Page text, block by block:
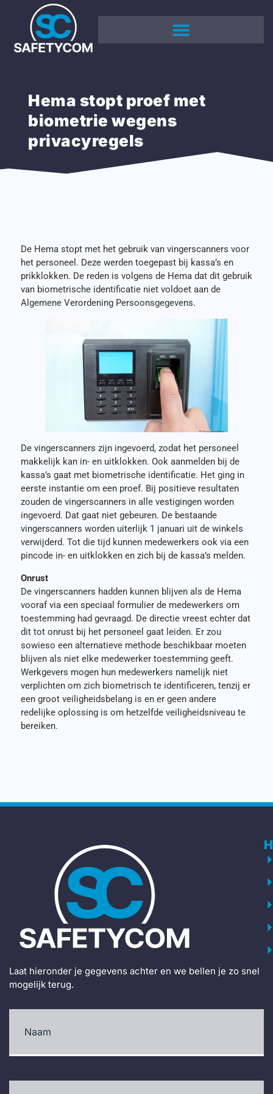
Hema stopt proef met
biometrie wegens
privacyregels
De Hema stopt met het gebruik van vingerscanners voor
het personeel. Deze werden toegepast bij kassa’s en
prikklokken. De reden is volgens de Hema dat dit gebruik
van biometrische identificatie niet voldoet aan de
Algemene Verordening Persoonsgegevens.
De vingerscanners zijn ingevoerd, zodat het personeel
makkelijk kan in- en uitklokken. Ook aanmelden bij de
kassa’s gaat met biometrische identificatie. Het ging in
eerste instantie om een proef. Bij positieve resultaten
zouden de vingerscanners in alle vestigingen worden
ingevoerd. Dat gaat niet gebeuren. De bestaande
vingerscanners worden uiterlijk 1 januari uit de winkels
verwijderd. Tot die tijd kunnen medewerkers ook via een
pincode in- en uitklokken en zich bij de kassa’s melden.
Onrust
De vingerscanners hadden kunnen blijven als de Hema
vooraf via een speciaal formulier de medewerkers om
toestemming had gevraagd. De directie vreest echter dat
dit tot onrust bij het personeel gaat leiden. Er zou
sowieso een alternatieve methode beschikbaar moeten
blijven als niet elke medewerker toestemming geeft.
Werkgevers mogen hun medewerkers namelijk niet
verplichten om zich biometrisch te identificeren, tenzij er
een groot veiligheidsbelang is en er geen andere
redelijke oplossing is om hetzelfde veiligheidsniveau te
bereiken.
Laat hieronder je gegevens achter en we bellen je zo snel
mogelijk terug.